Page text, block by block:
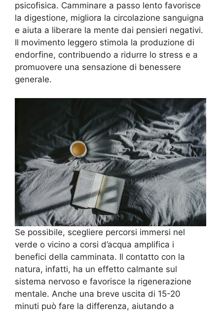
psicofisica. Camminare a passo lento favorisce
la digestione, migliora la circolazione sanguigna
e aiuta a liberare la mente dai pensieri negativi.
Il movimento leggero stimola la produzione di
endorfine, contribuendo a ridurre lo stress e a
promuovere una sensazione di benessere
generale.
Se possibile, scegliere percorsi immersi nel
verde o vicino a corsi d’acqua amplifica i
benefici della camminata. Il contatto con la
natura, infatti, ha un effetto calmante sul
sistema nervoso e favorisce la rigenerazione
mentale. Anche una breve uscita di 15-20
minuti può fare la differenza, aiutando a